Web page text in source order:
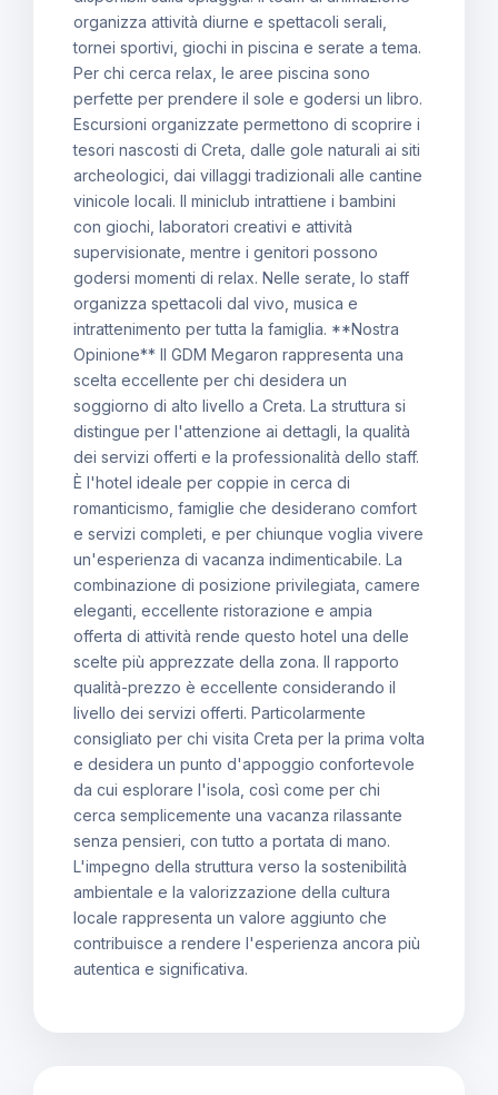
organizza attività diurne e spettacoli serali,
tornei sportivi, giochi in piscina e serate a tema.
Per chi cerca relax, le aree piscina sono
perfette per prendere il sole e godersi un libro.
Escursioni organizzate permettono di scoprire i
tesori nascosti di Creta, dalle gole naturali ai siti
archeologici, dai villaggi tradizionali alle cantine
vinicole locali. Il miniclub intrattiene i bambini
con giochi, laboratori creativi e attività
supervisionate, mentre i genitori possono
godersi momenti di relax. Nelle serate, lo staff
organizza spettacoli dal vivo, musica e
intrattenimento per tutta la famiglia. **Nostra
Opinione** Il GDM Megaron rappresenta una
scelta eccellente per chi desidera un
soggiorno di alto livello a Creta. La struttura si
distingue per l'attenzione ai dettagli, la qualità
dei servizi offerti e la professionalità dello staff.
È l'hotel ideale per coppie in cerca di
romanticismo, famiglie che desiderano comfort
e servizi completi, e per chiunque voglia vivere
un'esperienza di vacanza indimenticabile. La
combinazione di posizione privilegiata, camere
eleganti, eccellente ristorazione e ampia
offerta di attività rende questo hotel una delle
scelte più apprezzate della zona. Il rapporto
qualità-prezzo è eccellente considerando il
livello dei servizi offerti. Particolarmente
consigliato per chi visita Creta per la prima volta
e desidera un punto d'appoggio confortevole
da cui esplorare l'isola, così come per chi
cerca semplicemente una vacanza rilassante
senza pensieri, con tutto a portata di mano.
L'impegno della struttura verso la sostenibilità
ambientale e la valorizzazione della cultura
locale rappresenta un valore aggiunto che
contribuisce a rendere l'esperienza ancora più
autentica e significativa.